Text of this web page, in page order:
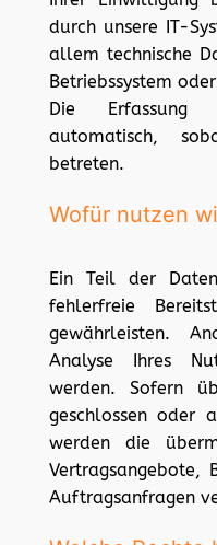
durch unsere IT-
allem technische
Betriebssystem
Die
automatisch,
betreten.
Wofür nutzen
Ein Teil der
fehlerfreie
gewährleisten.
Analyse Ihres
werden. Sofern
geschlossen oder
werden die
Vertragsangebote,
Auftragsanfragen